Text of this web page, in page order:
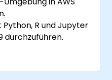
R und Jupyter
durchzuführen.
zu integrieren.
Entwicklung und